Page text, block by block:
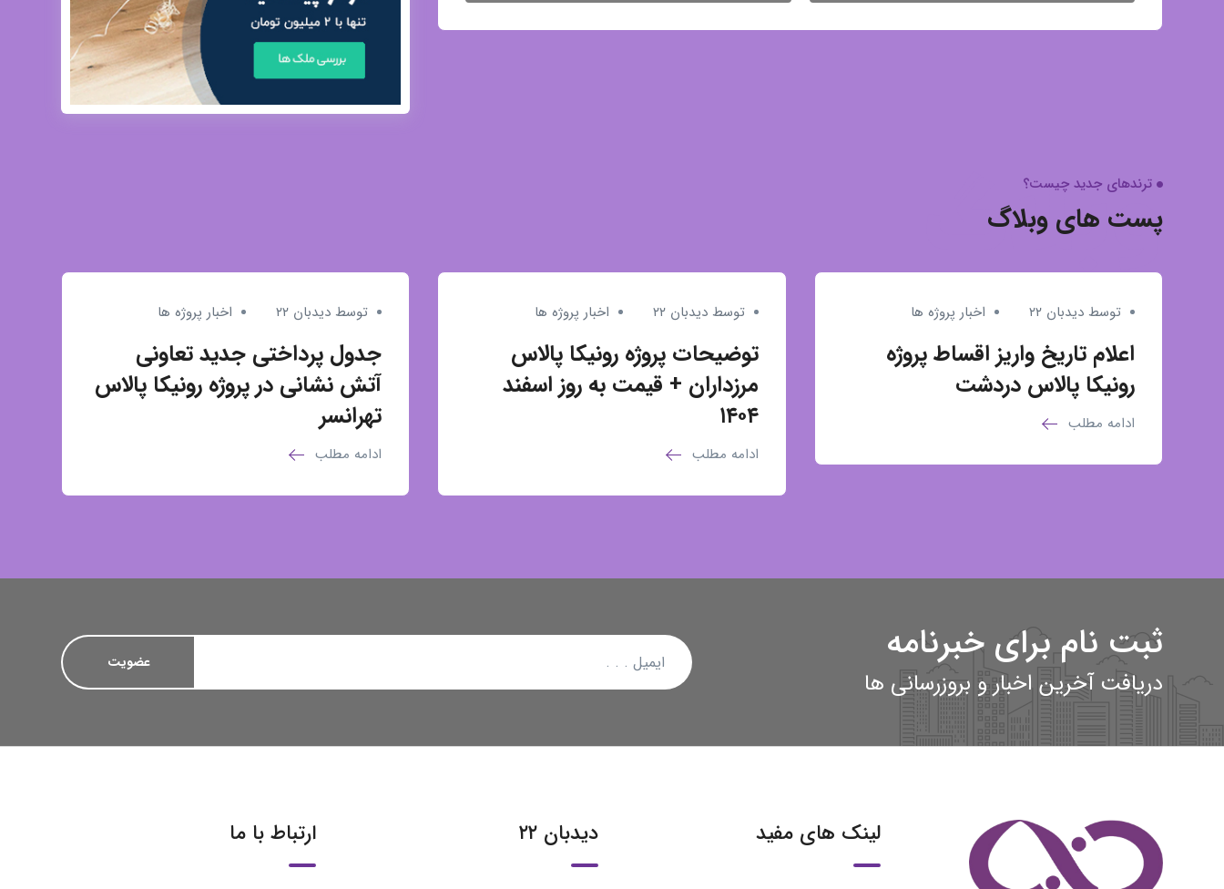
وبلاگ
ترندهای جدید چیست؟
پست های وبلاگ
توسط دیدبان ۲۲ اخبار پروژه ها
اعلام تاریخ واریز اقساط پروژه
رونیکا پالاس دردشت
ادامه مطلب
توسط دیدبان ۲۲ اخبار پروژه ها
توضیحات پروژه رونیکا پالاس
مرزداران + قیمت به روز اسفند
۱۴۰۴
ادامه مطلب
توسط دیدبان ۲۲ اخبار پروژه ها
جدول پرداختی جدید تعاونی
آتش نشانی در پروژه رونیکا پالاس
تهرانسر
ادامه مطلب
ثبت نام برای خبرنامه
دریافت آخرین اخبار و بروزرسانی ها
لینک های مفید دیدبان ۲۲ ارتباط با ما